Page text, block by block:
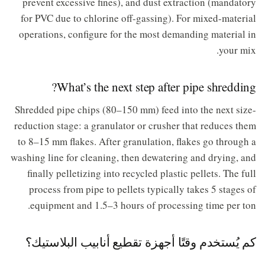
for PVC due to chlorine off-gassing). For mixed-material
operations, configure for the most demanding material in
your mix.
What’s the next step after pipe shredding?
Shredded pipe chips (80–150 mm) feed into the next size-
reduction stage: a granulator or crusher that reduces them
to 8–15 mm flakes. After granulation, flakes go through a
washing line for cleaning, then dewatering and drying, and
finally pelletizing into recycled plastic pellets. The full
process from pipe to pellets typically takes 5 stages of
equipment and 1.5–3 hours of processing time per ton.
كم يُستخدم وقتًا أجهزة تقطيع أنابيب البلاستيك؟